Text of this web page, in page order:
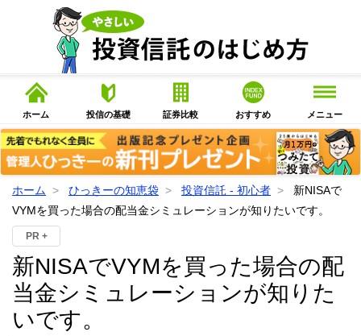
ホーム 投信の基礎 証券比較 おすすめ メニュー
ホーム ひっきーの知恵袋 投資信託 - 初心者
新NISAで
VYMを買った場合の配当金シミュレーションが知りたいです。
PR +
新NISAでVYMを買った場合の配
当金シミュレーションが知りた
いです。